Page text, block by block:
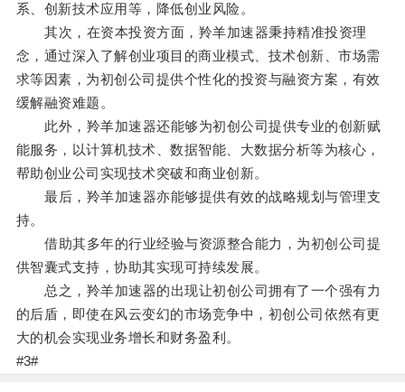
系、创新技术应用等，降低创业风险。
其次，在资本投资方面，羚羊加速器秉持精准投资理
念，通过深入了解创业项目的商业模式、技术创新、市场需
求等因素，为初创公司提供个性化的投资与融资方案，有效
缓解融资难题。
此外，羚羊加速器还能够为初创公司提供专业的创新赋
能服务，以计算机技术、数据智能、大数据分析等为核心，
帮助创业公司实现技术突破和商业创新。
最后，羚羊加速器亦能够提供有效的战略规划与管理支
持。
借助其多年的行业经验与资源整合能力，为初创公司提
供智囊式支持，协助其实现可持续发展。
总之，羚羊加速器的出现让初创公司拥有了一个强有力
的后盾，即使在风云变幻的市场竞争中，初创公司依然有更
大的机会实现业务增长和财务盈利。
#3#